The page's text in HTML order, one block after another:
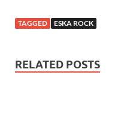
TAGGED ESKA ROCK
RELATED POSTS